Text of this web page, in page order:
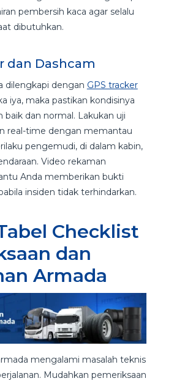
pembersih kaca agar selalu
dibutuhkan.
dan Dashcam
dilengkapi dengan GPS tracker
iya, maka pastikan kondisinya
baik dan normal. Lakukan uji
real-time dengan memantau
pengemudi, di dalam kabin,
Video rekaman
Anda memberikan bukti
insiden tidak terhindarkan.
Checklist
dan
Armada
mengalami masalah teknis
Mudahkan pemeriksaan